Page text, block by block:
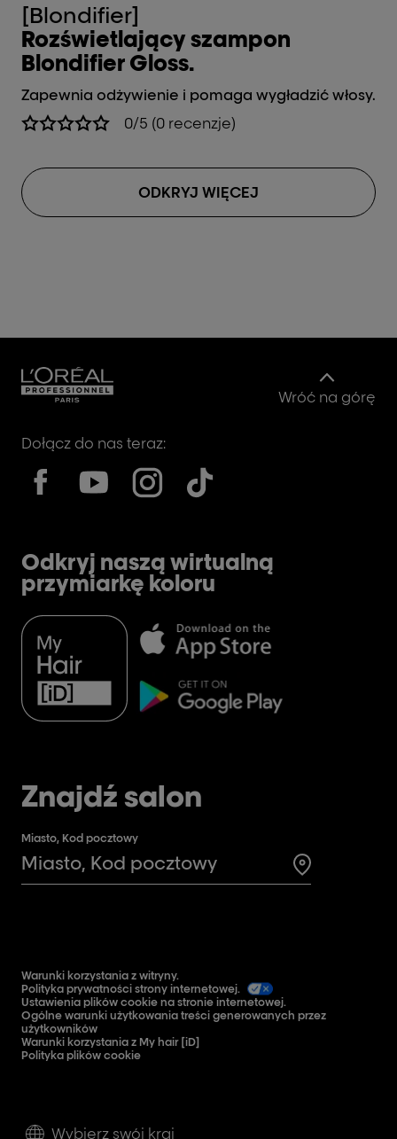
[Blondifier]
Rozświetlający szampon
Blondifier Gloss.
Zapewnia odżywienie i pomaga wygładzić włosy.
0/5 (0 recenzje)
ODKRYJ WIĘCEJ
Wróć na górę
Dołącz do nas teraz:
Odkryj naszą wirtualną
przymiarkę koloru
Znajdź salon
Miasto, Kod pocztowy
Search for a
Wybierz swój kraj
Warunki korzystania z witryny.
Polityka prywatności strony internetowej.
Ustawienia plików cookie na stronie internetowej.
Ogólne warunki użytkowania treści generowanych przez
użytkowników
Warunki korzystania z My hair [iD]
Polityka plików cookie